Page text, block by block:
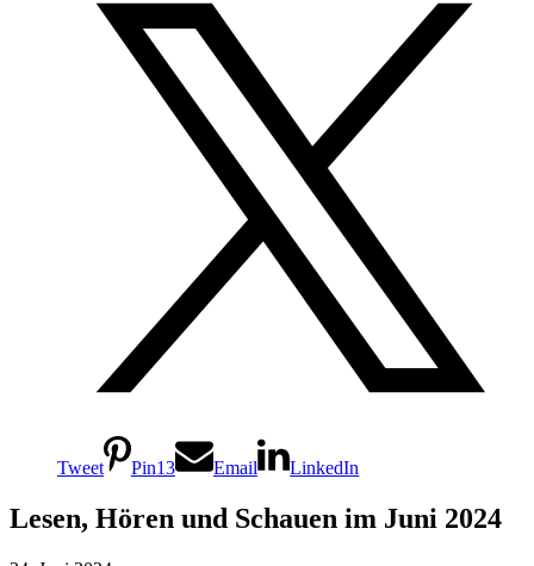
Tweet Pin13 Email LinkedIn
Lesen, Hören und Schauen im Juni 2024